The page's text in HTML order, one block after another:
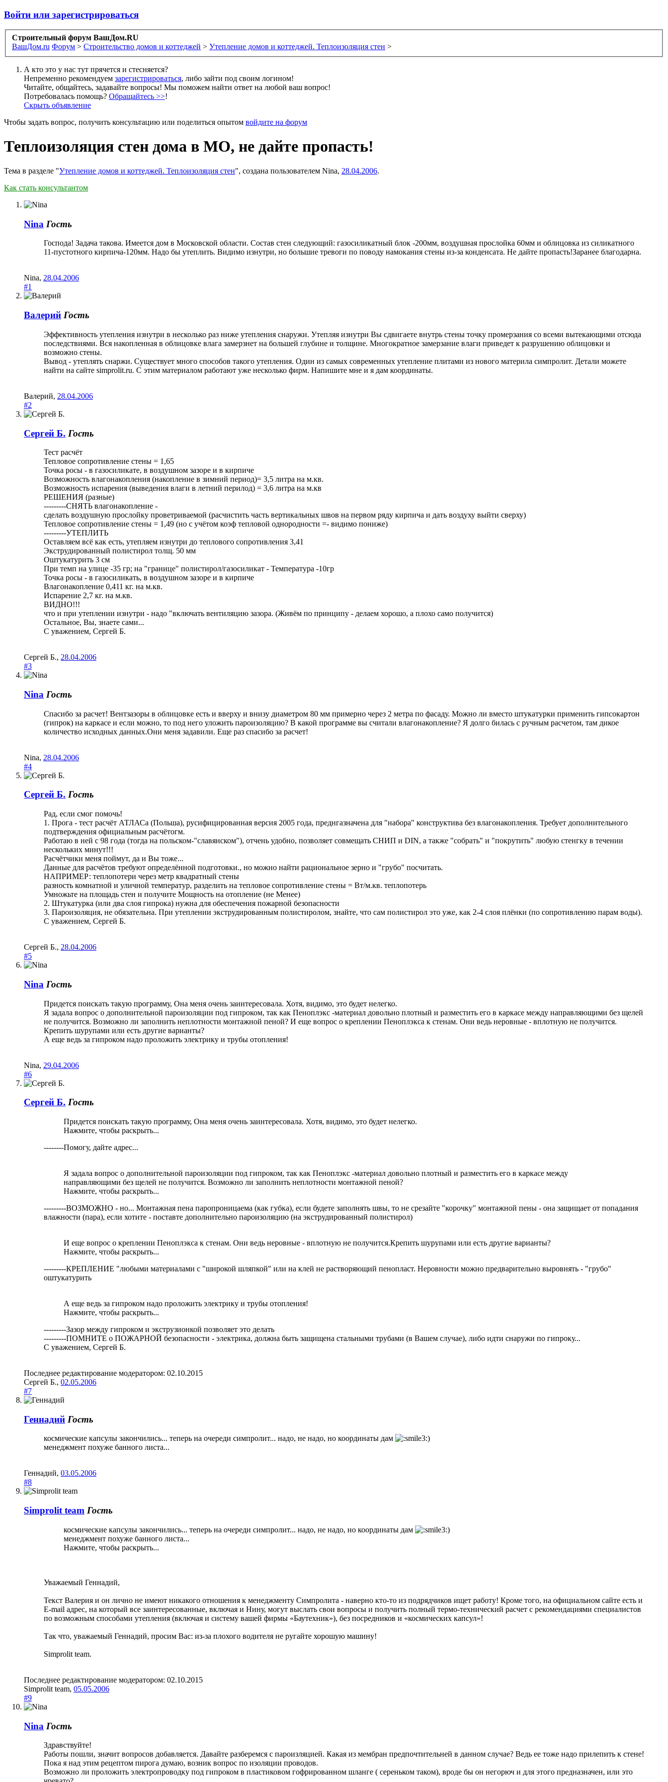
Войти или зарегистрироваться
Строительный форум ВашДом.RU
ВашДом.ru Форум > Строительство домов и коттеджей > Утепление домов и коттеджей. Теплоизоляция стен >
А кто это у нас тут прячется и стесняется?
Непременно рекомендуем зарегистрироваться, либо зайти под своим логином!
Читайте, общайтесь, задавайте вопросы! Мы поможем найти ответ на любой ваш вопрос!
Потребовалась помощь? Обращайтесь >>!
Скрыть объявление
Чтобы задать вопрос, получить консультацию или поделиться опытом войдите на форум
Теплоизоляция стен дома в МО, не дайте пропасть!
Тема в разделе "Утепление домов и коттеджей. Теплоизоляция стен", создана пользователем Nina, 28.04.2006.
Как стать консультантом
Nina Гость
Господа! Задача такова. Имеется дом в Московской области. Состав стен следующий: газосиликатный блок -200мм, воздушная прослойка 60мм и облицовка из силикатного
11-пустотного кирпича-120мм. Надо бы утеплить. Видимо изнутри, но большие тревоги по поводу намокания стены из-за конденсата. Не дайте пропасть!Заранее благодарна.
Nina, 28.04.2006
#1
Валерий Гость
Эффективность утепления изнутри в несколько раз ниже утепления снаружи. Утепляя изнутри Вы сдвигаете внутрь стены точку промерзания со всеми вытекающими отсюда
последствиями. Вся накопленная в облицовке влага замерзнет на большей глубине и толщине. Многократное замерзание влаги приведет к разрушению облицовки и
возможно стены.
Вывод - утеплять снаржи. Существует много способов такого утепления. Один из самых современных утепление плитами из нового материла симпролит. Детали можете
найти на сайте simprolit.ru. С этим материалом работают уже несколько фирм. Напишите мне и я дам координаты.
Валерий, 28.04.2006
#2
Сергей Б. Гость
Тест расчёт
Тепловое сопротивление стены = 1,65
Точка росы - в газосиликате, в воздушном зазоре и в кирпиче
Возможность влагонакопления (накопление в зимний период)= 3,5 литра на м.кв.
Возможность испарения (выведения влаги в летний перилод) = 3,6 литра на м.кв
РЕШЕНИЯ (разные)
---------СНЯТЬ влагонакопление -
сделать воздушную прослойку проветриваемой (расчистить часть вертикальных швов на первом ряду кирпича и дать воздуху выйти сверху)
Тепловое сопротивление стены = 1,49 (но с учётом коэф тепловой однородности =- видимо пониже)
---------УТЕПЛИТЬ
Оставляем всё как есть, утепляем изнутри до теплового сопротивления 3,41
Экструдированный полистирол толщ. 50 мм
Оштукатурить 3 см
При темп на улице -35 гр; на "границе" полистирол/газосиликат - Температура -10гр
Точка росы - в газосиликать, в воздушном зазоре и в кирпиче
Влагонакопление 0,411 кг. на м.кв.
Испарение 2,7 кг. на м.кв.
ВИДНО!!!
что и при утеплении изнутри - надо "включать вентиляцию зазора. (Живём по принципу - делаем хорошо, а плохо само получится)
Остальное, Вы, знаете сами...
С уважением, Сергей Б.
Сергей Б., 28.04.2006
#3
Nina Гость
Спасибо за расчет! Вентзазоры в облицовке есть и вверху и внизу диаметром 80 мм примерно через 2 метра по фасаду. Можно ли вместо штукатурки применить гипсокартон
(гипрок) на каркасе и если можно, то под него уложить пароизоляцию? В какой программе вы считали влагонакопление? Я долго билась с ручным расчетом, там дикое
количество исходных данных.Они меня задавили. Еще раз спасибо за расчет!
Nina, 28.04.2006
#4
Сергей Б. Гость
Рад, если смог помочь!
1. Прога - тест расчёт АТЛАСа (Польша), русифицированная версия 2005 года, преднгазначена для "набора" конструктива без влагонакопления. Требует дополнительного
подтверждения официальным расчётогм.
Работаю в ней с 98 года (тогда на польском-"славянском"), отчень удобно, позволяет совмещать СНИП и DIN, а также "собрать" и "покрутить" любую стенгку в течении
нескольких минут!!!
Расчётчики меня поймут, да и Вы тоже...
Данные для расчётов требуют определённой подготовки., но можно найти рациональное зерно и "грубо" посчитать.
НАПРИМЕР: теплопотери через метр квадратный стены
разность комнатной и уличной температур, разделить на тепловое сопротивление стены = Вт/м.кв. теплопотерь
Умножьте на площадь стен и получите Мощность на отопление (не Менее)
2. Штукатурка (или два слоя гипрока) нужна для обеспечения пожарной безопасности
3. Пароизоляция, не обязательна. При утеплении экструдированным полистиролом, знайте, что сам полистирол это уже, как 2-4 слоя плёнки (по сопротивлению парам воды).
С уважением, Сергей Б.
Сергей Б., 28.04.2006
#5
Nina Гость
Придется поискать такую программу, Она меня очень заинтересовала. Хотя, видимо, это будет нелегко.
Я задала вопрос о дополнительной пароизоляции под гипроком, так как Пеноплэкс -материал довольно плотный и разместить его в каркасе между направляющими без щелей
не получится. Возможно ли заполнить неплотности монтажной пеной? И еще вопрос о креплении Пеноплэкса к стенам. Они ведь неровные - вплотную не получится.
Крепить шурупами или есть другие варианты?
А еще ведь за гипроком надо проложить электрику и трубы отопления!
Nina, 29.04.2006
#6
Сергей Б. Гость
Придется поискать такую программу, Она меня очень заинтересовала. Хотя, видимо, это будет нелегко.
Нажмите, чтобы раскрыть...
--------Помогу, дайте адрес...
Я задала вопрос о дополнительной пароизоляции под гипроком, так как Пеноплэкс -материал довольно плотный и разместить его в каркасе между
направляющими без щелей не получится. Возможно ли заполнить неплотности монтажной пеной?
Нажмите, чтобы раскрыть...
---------ВОЗМОЖНО - но... Монтажная пена паропроницаема (как губка), если будете заполнять швы, то не срезайте "корочку" монтажной пены - она защищает от попадания
влажности (пара), если хотите - поставте дополнительно пароизоляцию (на экструдированный полистирол)
И еще вопрос о креплении Пеноплэкса к стенам. Они ведь неровные - вплотную не получится.Крепить шурупами или есть другие варианты?
Нажмите, чтобы раскрыть...
---------КРЕПЛЕНИЕ "любыми материалами с "широкой шляпкой" или на клей не растворяющий пенопласт. Неровности можно предварительно выровнять - "грубо"
оштукатурить
А еще ведь за гипроком надо проложить электрику и трубы отопления!
Нажмите, чтобы раскрыть...
---------Зазор между гипроком и экструзионкой позволяет это делать
---------ПОМНИТЕ о ПОЖАРНОЙ безопасности - электрика, должна быть защищена стальными трубами (в Вашем случае), либо идти снаружи по гипроку...
С уважением, Сергей Б.
Последнее редактирование модератором: 02.10.2015
Сергей Б., 02.05.2006
#7
Геннадий Гость
космические капсулы закончились... теперь на очереди симпролит... надо, не надо, но координаты дам
)
менеджмент похуже банного листа...
Геннадий, 03.05.2006
#8
Simprolit team Гость
космические капсулы закончились... теперь на очереди симпролит... надо, не надо, но координаты дам
)
менеджмент похуже банного листа...
Нажмите, чтобы раскрыть...
Уважаемый Геннадий,
Текст Валерия и он лично не имеют никакого отношения к менеджменту Симпролита - наверно кто-то из подрядчиков ищет работу! Кроме того, на официальном сайте есть и
E-mail адрес, на который все заинтересованные, включая и Нину, могут выслать свои вопросы и получить полный термо-технический расчет с рекомендациями специалистов
по возможным способами утепления (включая и систему вашей фирмы «Баутехник»), без посредников и «космических капсул»!
Так что, уважаемый Геннадий, просим Вас: из-за плохого водителя не ругайте хорошую машину!
Simprolit team.
Последнее редактирование модератором: 02.10.2015
Simprolit team, 05.05.2006
#9
Nina Гость
Здравствуйте!
Работы пошли, значит вопросов добавляется. Давайте разберемся с пароизляцией. Какая из мембран предпочтительней в данном случае? Ведь ее тоже надо прилепить к стене!
Пока я над этим рецептом пирога думаю, возник вопрос по изоляции проводов.
Возможно ли проложить электропроводку под гипроком в пластиковом гофрированном шланге ( сереньком таком), вроде бы он негорюч и для этого предназначен, или это